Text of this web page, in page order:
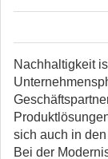
Nachhaltigkeit
sich auch in
Bei der